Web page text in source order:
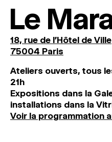
Le
18, rue de l'Hôtel de Ville
75004 Paris
Ateliers ouverts, tous
21h
Expositions dans la
installations dans la
Voir la programmation